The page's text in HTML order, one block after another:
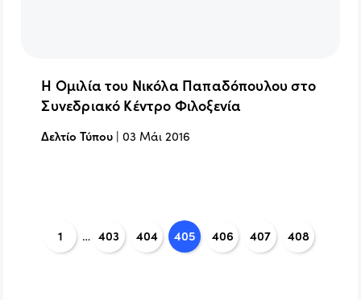
Η Ομιλία του Νικόλα Παπαδόπουλου στο
Συνεδριακό Κέντρο Φιλοξενία
Δελτίο Τύπου |03 Μάι 2016
1 … 403 404 405 406 407 408